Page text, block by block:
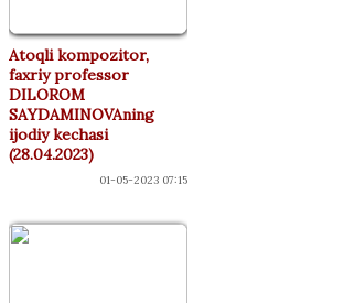
Atoqli kompozitor,
faxriy professor
DILOROM
SAYDAMINOVAning
ijodiy kechasi
(28.04.2023)
01-05-2023 07:15